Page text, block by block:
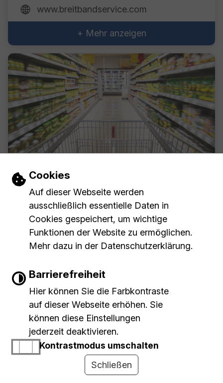
Einstellungen zu Cookies und
Cookies
Auf dieser Webseite werden
ausschließlich essentielle Daten in
Cookies gespeichert, um wichtige
Funktionen der Website zu ermöglichen.
Mehr dazu in der Datenschutzerklärung.
Barrierefreiheit
Hier können Sie die Farbkontraste
auf dieser Webseite erhöhen. Sie
können diese Einstellungen
jederzeit deaktivieren.
Kontrastmodus umschalten
Schließen
www.breitbandservice.com
+ Mehr anzeigen
Abt-Meister-Straße 9, 79780
Stühlingen-Lausheim
07709/922680
07709/922681
+ Mehr anzeigen